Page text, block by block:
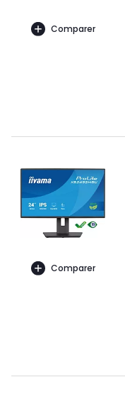
Comparer
Comparer